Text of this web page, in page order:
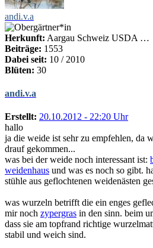
andi.v.a
Herkunft: Aargau Schweiz USDA …
Beiträge: 1553
Dabei seit: 10 / 2010
Blüten: 30
andi.v.a
Erstellt: 20.10.2012 - 22:20 Uhr
hallo
ja die weide ist sehr zu empfehlen, da
drauf gekommen...
was bei der weide noch interessant ist:
weidenhaus und was es noch so gibt.
stühle aus geflochtenen weidenästen
was wurzeln betrifft die ein enges
mir noch zypergras in den sinn. beim
dass sie am topfrand richtige
stabil und weich sind.